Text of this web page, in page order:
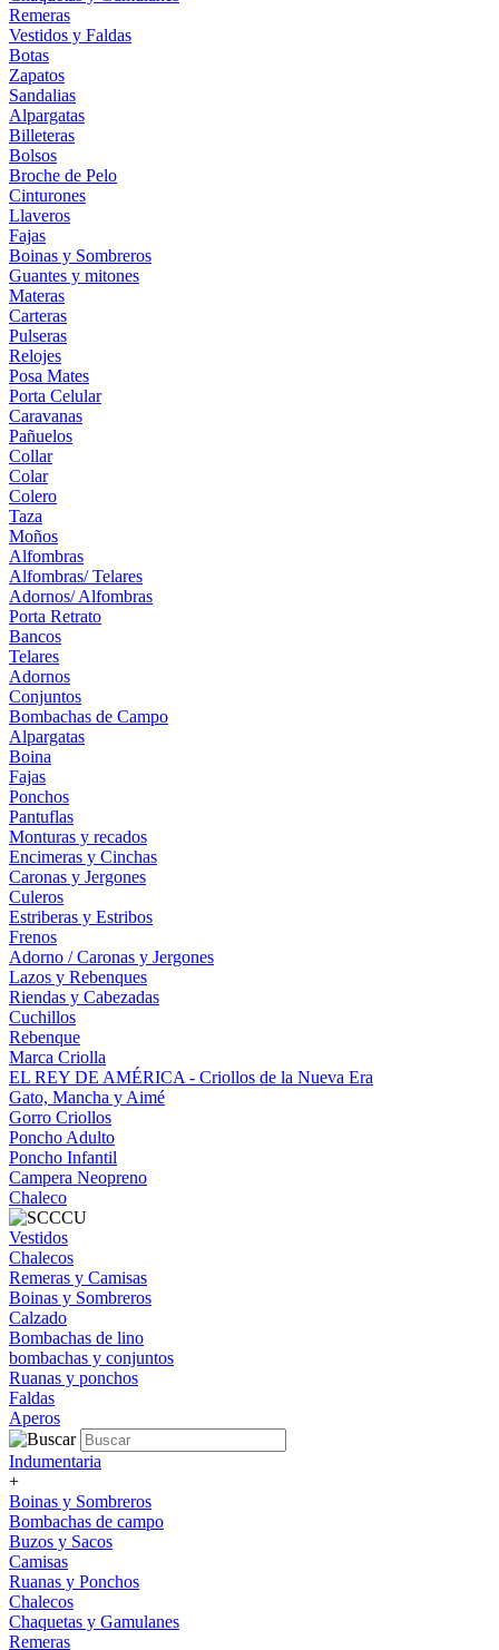
Remeras
Vestidos y Faldas
Botas
Zapatos
Sandalias
Alpargatas
Billeteras
Bolsos
Broche de Pelo
Cinturones
Llaveros
Fajas
Boinas y Sombreros
Guantes y mitones
Materas
Carteras
Pulseras
Relojes
Posa Mates
Porta Celular
Caravanas
Pañuelos
Collar
Colar
Colero
Taza
Moños
Alfombras
Alfombras/ Telares
Adornos/ Alfombras
Porta Retrato
Bancos
Telares
Adornos
Conjuntos
Bombachas de Campo
Alpargatas
Boina
Fajas
Ponchos
Pantuflas
Monturas y recados
Encimeras y Cinchas
Caronas y Jergones
Culeros
Estriberas y Estribos
Frenos
Adorno / Caronas y Jergones
Lazos y Rebenques
Riendas y Cabezadas
Cuchillos
Rebenque
Marca Criolla
EL REY DE AMÉRICA - Criollos de la Nueva Era
Gato, Mancha y Aimé
Gorro Criollos
Poncho Adulto
Poncho Infantil
Campera Neopreno
Chaleco
Vestidos
Chalecos
Remeras y Camisas
Boinas y Sombreros
Calzado
Bombachas de lino
bombachas y conjuntos
Ruanas y ponchos
Faldas
Aperos
Indumentaria
+
Boinas y Sombreros
Bombachas de campo
Buzos y Sacos
Camisas
Ruanas y Ponchos
Chalecos
Chaquetas y Gamulanes
Remeras